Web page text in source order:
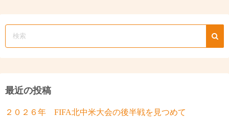
最近の投稿
２０２６年 FIFA北中米大会の後半戦を見つめて